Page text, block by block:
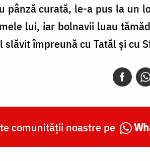
pânză curată, le-a pus la un
lui, iar bolnavii luau
slăvit împreună cu Tatăl și cu
comunității noastre pe